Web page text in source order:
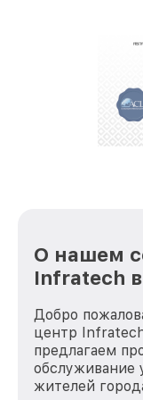
услуги
обеспечат
полной
положительные
репутацию. Мы
О нашем
Infratech
Добро
центр
предлагаем
обслуживание
жителей